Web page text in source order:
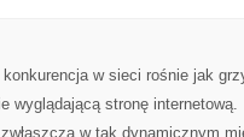
w sieci rośnie jak
wyglądającą stronę
w tak dynamicznym